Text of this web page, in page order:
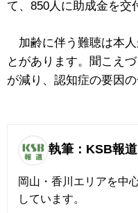
て、850人に助成金を交
加齢に伴う難聴は本人
とがあります。聞こえ
が減り、認知症の要因
執筆：KSB報道
岡山・香川エリアを中
しています。